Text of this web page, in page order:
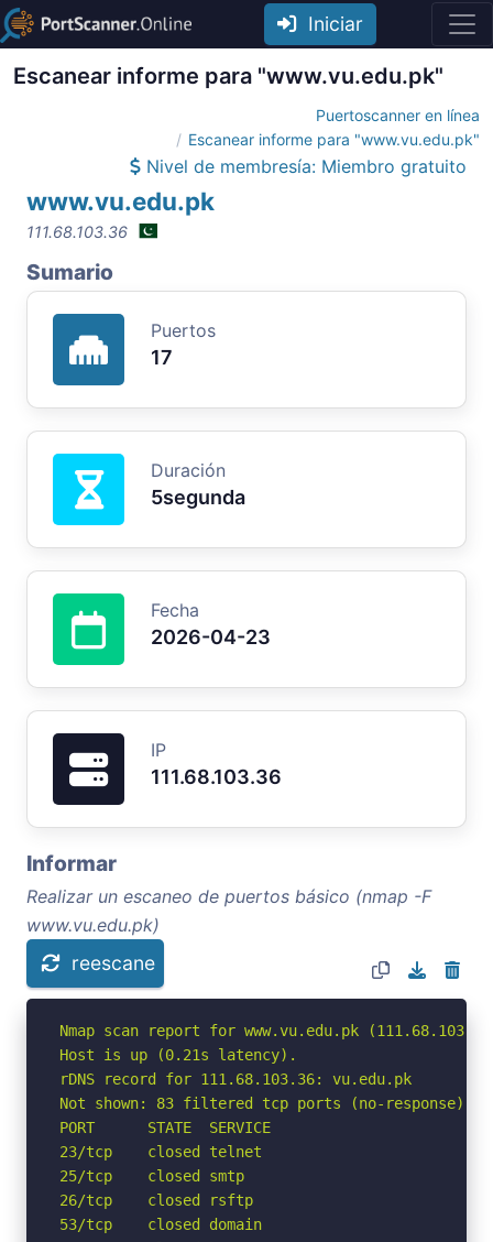
Iniciar
Escanear informe para "www.vu.edu.pk"
Puertoscanner en línea
Escanear informe para "www.vu.edu.pk"
Nivel de membresía: Miembro gratuito
www.vu.edu.pk
111.68.103.36
Sumario
Puertos
17
Duración
5segunda
Fecha
2026-04-23
IP
111.68.103.36
Informar
Realizar un escaneo de puertos básico (nmap -F
www.vu.edu.pk)
reescane
Nmap scan report for www.vu.edu.pk
Host is up (0.21s latency).
rDNS record for 111.68.103.36: vu.edu.pk
Not shown: 83 filtered tcp ports (no-response)
PORT      STATE  SERVICE
23/tcp    closed telnet
25/tcp    closed smtp
26/tcp    closed rsftp
53/tcp    closed domain